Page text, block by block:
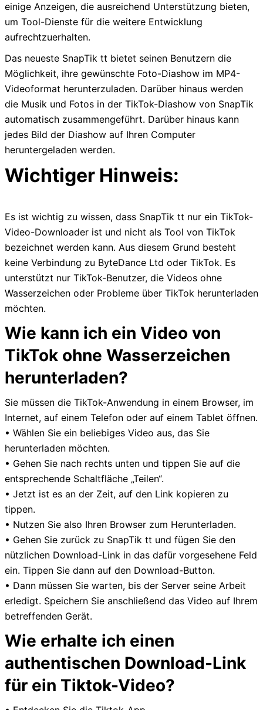
einige Anzeigen, die ausreichend Unterstützung bieten,
um Tool-Dienste für die weitere Entwicklung
aufrechtzuerhalten.
Das neueste SnapTik tt bietet seinen Benutzern die
Möglichkeit, ihre gewünschte Foto-Diashow im MP4-
Videoformat herunterzuladen. Darüber hinaus werden
die Musik und Fotos in der TikTok-Diashow von SnapTik
automatisch zusammengeführt. Darüber hinaus kann
jedes Bild der Diashow auf Ihren Computer
heruntergeladen werden.
Wichtiger Hinweis:
Es ist wichtig zu wissen, dass SnapTik tt nur ein TikTok-
Video-Downloader ist und nicht als Tool von TikTok
bezeichnet werden kann. Aus diesem Grund besteht
keine Verbindung zu ByteDance Ltd oder TikTok. Es
unterstützt nur TikTok-Benutzer, die Videos ohne
Wasserzeichen oder Probleme über TikTok herunterladen
möchten.
Wie kann ich ein Video von
TikTok ohne Wasserzeichen
herunterladen?
Sie müssen die TikTok-Anwendung in einem Browser, im
Internet, auf einem Telefon oder auf einem Tablet öffnen.
• Wählen Sie ein beliebiges Video aus, das Sie
herunterladen möchten.
• Gehen Sie nach rechts unten und tippen Sie auf die
entsprechende Schaltfläche „Teilen“.
• Jetzt ist es an der Zeit, auf den Link kopieren zu
tippen.
• Nutzen Sie also Ihren Browser zum Herunterladen.
• Gehen Sie zurück zu SnapTik tt und fügen Sie den
nützlichen Download-Link in das dafür vorgesehene Feld
ein. Tippen Sie dann auf den Download-Button.
• Dann müssen Sie warten, bis der Server seine Arbeit
erledigt. Speichern Sie anschließend das Video auf Ihrem
betreffenden Gerät.
Wie erhalte ich einen
authentischen Download-Link
für ein Tiktok-Video?